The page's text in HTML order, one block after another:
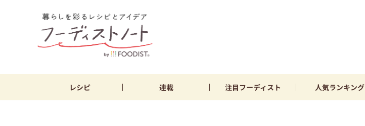
レシピ 連載 注目フーディスト 人気ランキング